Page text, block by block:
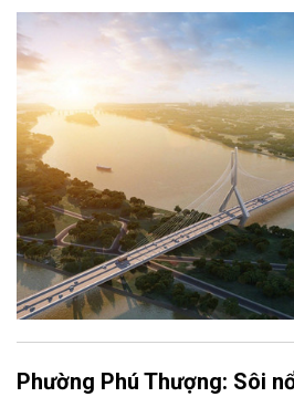
Hà, Mễ Sở và Vân Phúc. 7 cây cầu
giao thông Thủ đô, vừa thể hiện tầm
cách mạng không gian để định hình
vững Thủ đô trong kỷ nguyên mới.
Phường Phú Thượng: Sôi